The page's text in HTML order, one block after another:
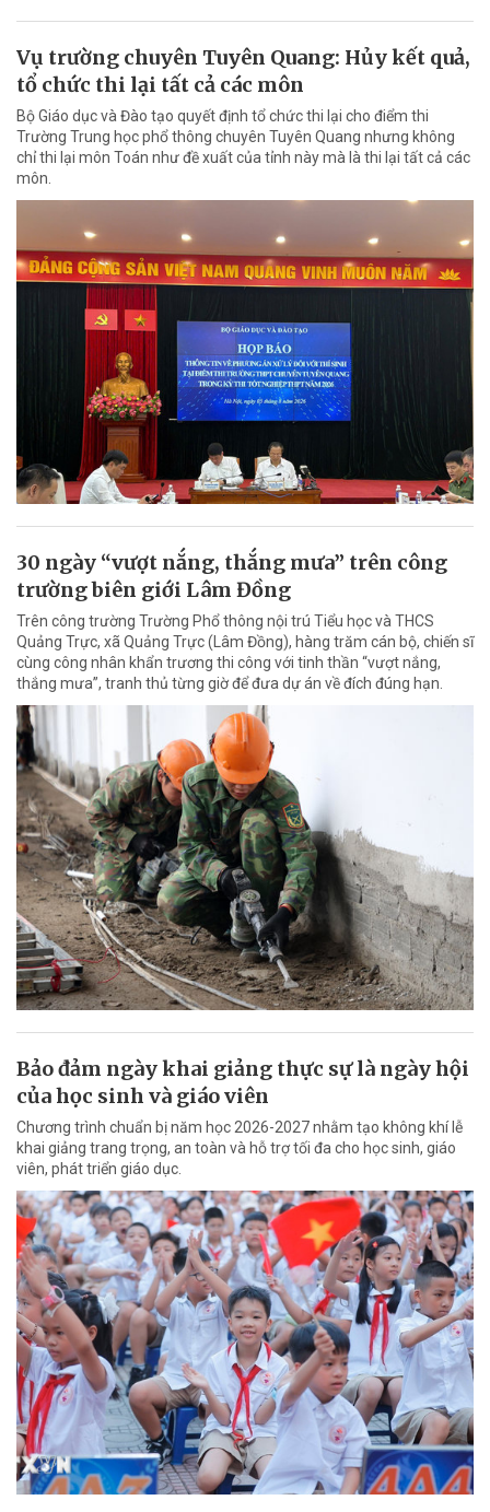
Vụ trường chuyên Tuyên Quang: Hủy kết quả,
tổ chức thi lại tất cả các môn
Bộ Giáo dục và Đào tạo quyết định tổ chức thi lại cho điểm thi
Trường Trung học phổ thông chuyên Tuyên Quang nhưng không
chỉ thi lại môn Toán như đề xuất của tỉnh này mà là thi lại tất cả các
môn.
30 ngày “vượt nắng, thắng mưa” trên công
trường biên giới Lâm Đồng
Trên công trường Trường Phổ thông nội trú Tiểu học và THCS
Quảng Trực, xã Quảng Trực (Lâm Đồng), hàng trăm cán bộ, chiến sĩ
cùng công nhân khẩn trương thi công với tinh thần “vượt nắng,
thắng mưa”, tranh thủ từng giờ để đưa dự án về đích đúng hạn.
Bảo đảm ngày khai giảng thực sự là ngày hội
của học sinh và giáo viên
Chương trình chuẩn bị năm học 2026-2027 nhằm tạo không khí lễ
khai giảng trang trọng, an toàn và hỗ trợ tối đa cho học sinh, giáo
viên, phát triển giáo dục.